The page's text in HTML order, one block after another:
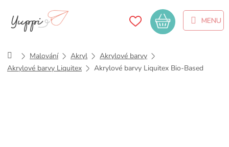
obsah
Nákupní
košík
DomůMalování Akryl
Akrylové barvy
Akrylové barvy Liquitex
Akrylové barvy Liquitex Bio-Based